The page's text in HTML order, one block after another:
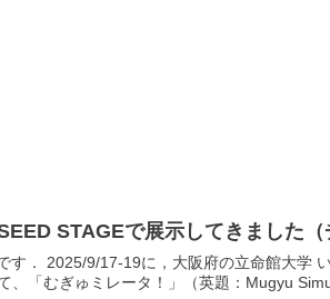
STAGEで展示してきました（
す． 2025/9/17-19に，大阪府の立命館大学
、「むぎゅミレータ！」（英題：Mugyu